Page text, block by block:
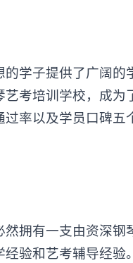
学子提供了广阔的
考培训学校，成为
率以及学员口碑五
拥有一支由资深钢
验和艺考辅导经验